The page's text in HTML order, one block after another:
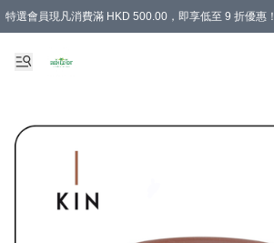
特選會員現凡消費滿 HKD 500.00，即享低至 9 折優惠！